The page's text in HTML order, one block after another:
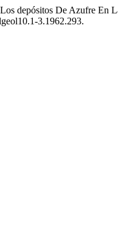
depósitos De Azufre En
3.1962.293.